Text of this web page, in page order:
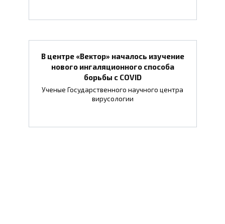
В центре «Вектор» началось изучение
нового ингаляционного способа
борьбы с COVID
Ученые Государственного научного центра
вирусологии